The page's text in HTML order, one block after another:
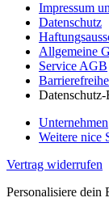
Impressum
Datenschutz
Allgemeine
Service AGB
Unternehmen
Weitere nice
Vertrag widerrufen
Personalisiere dein